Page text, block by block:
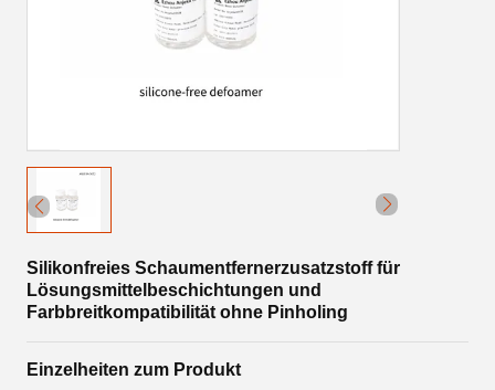
Silikonfreies Schaumentfernerzusatzstoff für
Lösungsmittelbeschichtungen und
Farbbreitkompatibilität ohne Pinholing
Einzelheiten zum Produkt